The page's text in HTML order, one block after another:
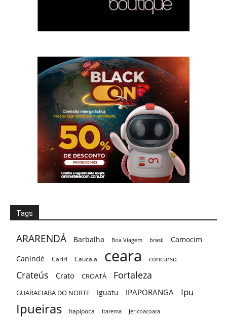
Tags
ARARENDÁ Barbalha Boa Viagem brasil
Camocim
Canindé
Cariri Caucaia ceara concurso
Crateús Crato CROATÁ Fortaleza
GUARACIABA DO NORTE Iguatu IPAPORANGA Ipu
Ipueiras Itapipoca Itarema Jericoacoara